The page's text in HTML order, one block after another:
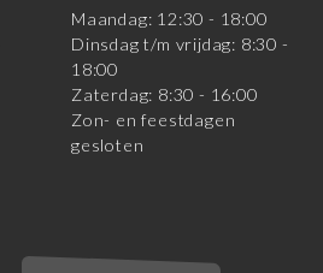
Maandag: 12:30 - 18:00
Dinsdag t/m vrijdag: 8:30 -
18:00
Zaterdag: 8:30 - 16:00
Zon- en feestdagen
gesloten